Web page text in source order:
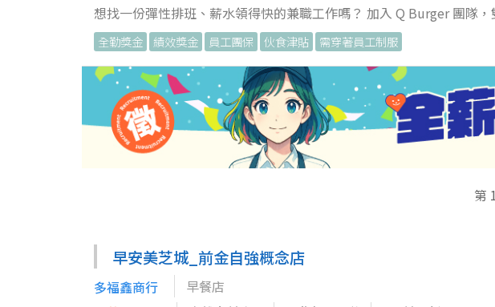
想找一份彈性排班、薪水領得快的兼職工作嗎？ 加入 Q Burger 團隊
還是二度就業者，這裡都有你的舞台，讓我們一起打造快樂又有成就感的工作日常！ 【工作內容】 1
持，依照流程完成出餐與顧客服務。 2、門市環境清潔與維護，協助設備保養
QBurger】 ✔雙週發薪制：每兩週就領薪，讓你財務更彈性 ✔彈性排
工作氛圍愉快 ✔工作地點近家分發：全台破百門市，就近安排免煩惱
展！ 【我們正在找的你】 ✔每週可配合至少3-4天（含假日）排班者
有興趣，想累積工作與服務經驗者
全勤獎金 績效獎金 員工團保 伙食津貼 需穿著員工制服
第
早安美芝城_前金自強概念店
多福鑫商行
早餐店